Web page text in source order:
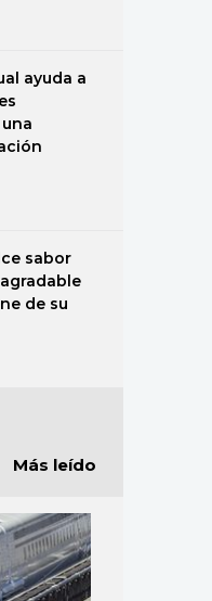
ayuda a
sabor
agradable
de su
Más leído